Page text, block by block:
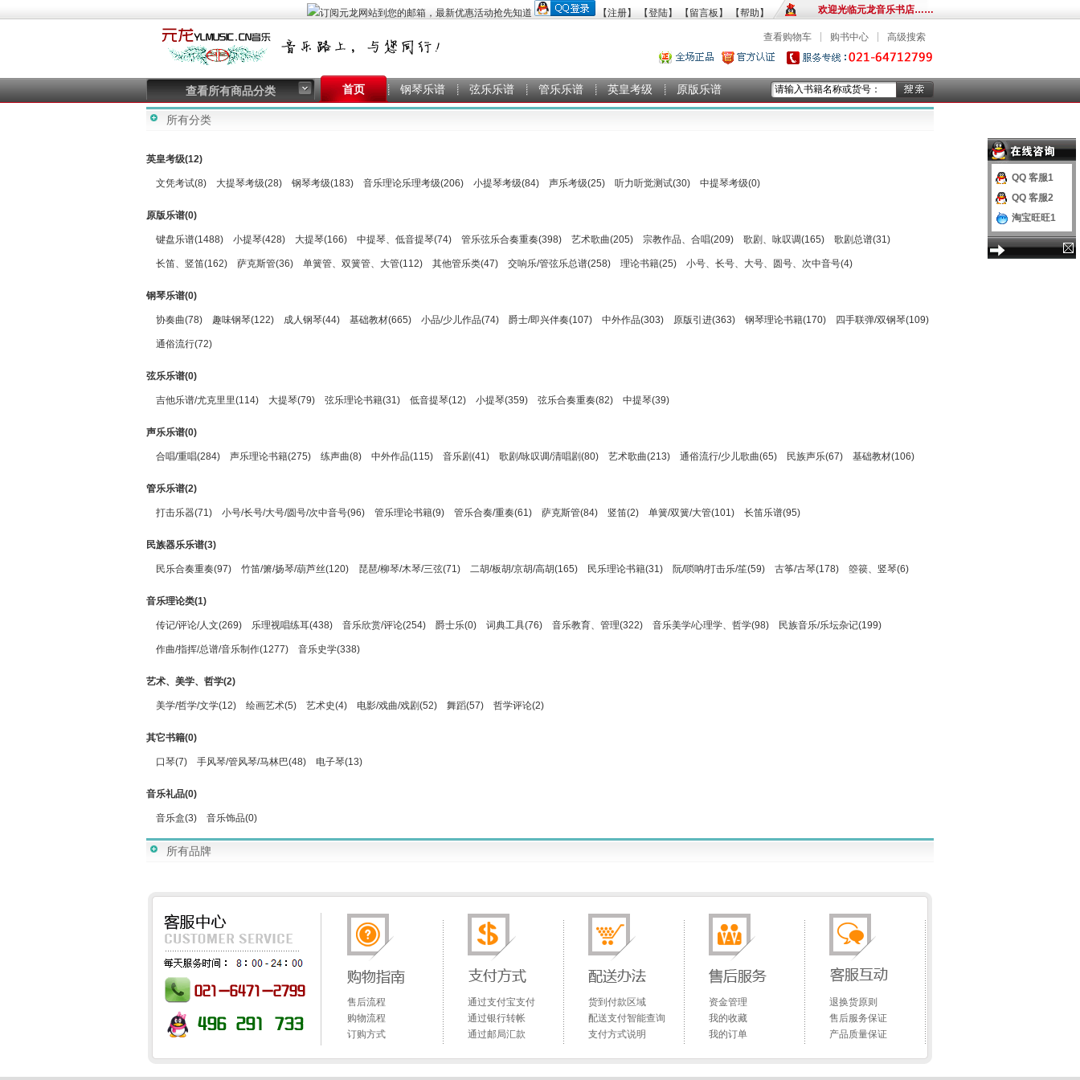
QQ 客服1
QQ 客服2
淘宝旺旺1
【注册】 【登陆】 【留言板】 【帮助】 欢迎光临元龙音乐书店……
查看购物车 购书中心 高级搜索
查看所有商品分类 首页 钢琴乐谱 弦乐乐谱 管乐乐谱 英皇考级 原版乐谱
所有分类
英皇考级(12)
文凭考试(8) 大提琴考级(28) 钢琴考级(183) 音乐理论乐理考级(206) 小提琴考级(84) 声乐考级(25) 听力听觉测试(30) 中提琴考级(0)
原版乐谱(0)
键盘乐谱(1488) 小提琴(428) 大提琴(166) 中提琴、低音提琴(74) 管乐弦乐合奏重奏(398) 艺术歌曲(205) 宗教作品、合唱(209) 歌剧、咏叹调(165) 歌剧总谱(31)
长笛、竖笛(162) 萨克斯管(36) 单簧管、双簧管、大管(112) 其他管乐类(47) 交响乐/管弦乐总谱(258) 理论书籍(25) 小号、长号、大号、圆号、次中音号(4)
钢琴乐谱(0)
协奏曲(78) 趣味钢琴(122) 成人钢琴(44) 基础教材(665) 小品/少儿作品(74) 爵士/即兴伴奏(107) 中外作品(303) 原版引进(363) 钢琴理论书籍(170) 四手联弹/双钢琴(109)
通俗流行(72)
弦乐乐谱(0)
吉他乐谱/尤克里里(114) 大提琴(79) 弦乐理论书籍(31) 低音提琴(12) 小提琴(359) 弦乐合奏重奏(82) 中提琴(39)
声乐乐谱(0)
合唱/重唱(284) 声乐理论书籍(275) 练声曲(8) 中外作品(115) 音乐剧(41) 歌剧/咏叹调/清唱剧(80) 艺术歌曲(213) 通俗流行/少儿歌曲(65) 民族声乐(67) 基础教材(106)
管乐乐谱(2)
打击乐器(71) 小号/长号/大号/圆号/次中音号(96) 管乐理论书籍(9) 管乐合奏/重奏(61) 萨克斯管(84) 竖笛(2) 单簧/双簧/大管(101) 长笛乐谱(95)
民族器乐乐谱(3)
民乐合奏重奏(97) 竹笛/箫/扬琴/葫芦丝(120) 琵琶/柳琴/木琴/三弦(71) 二胡/板胡/京胡/高胡(165) 民乐理论书籍(31) 阮/唢呐/打击乐/笙(59) 古筝/古琴(178) 箜篌、竖琴(6)
音乐理论类(1)
传记/评论/人文(269) 乐理视唱练耳(438) 音乐欣赏/评论(254) 爵士乐(0) 词典工具(76) 音乐教育、管理(322) 音乐美学/心理学、哲学(98) 民族音乐/乐坛杂记(199)
作曲/指挥/总谱/音乐制作(1277) 音乐史学(338)
艺术、美学、哲学(2)
美学/哲学/文学(12) 绘画艺术(5) 艺术史(4) 电影/戏曲/戏剧(52) 舞蹈(57) 哲学评论(2)
其它书籍(0)
口琴(7) 手风琴/管风琴/马林巴(48) 电子琴(13)
音乐礼品(0)
音乐盒(3) 音乐饰品(0)
所有品牌
售后流程
购物流程
订购方式
通过支付宝支付
通过银行转帐
通过邮局汇款
货到付款区域
配送支付智能查询
支付方式说明
资金管理
我的收藏
我的订单
退换货原则
售后服务保证
产品质量保证